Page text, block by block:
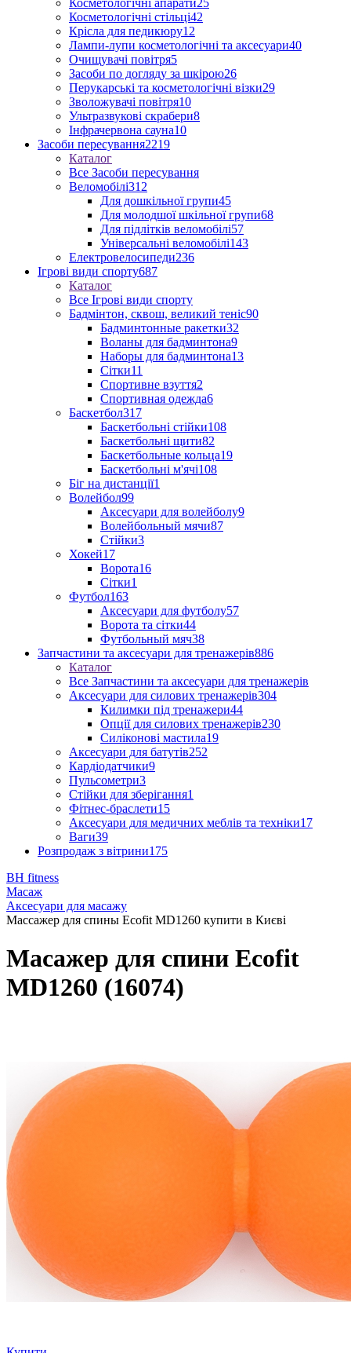
Косметологічні апарати25
Косметологічні стільці42
Крісла для педикюру12
Лампи-лупи косметологічні та аксесуари40
Очищувачі повітря5
Засоби по догляду за шкірою26
Перукарські та косметологічні візки29
Зволожувачі повітря10
Ультразвукові скрабери8
Інфрачервона сауна10
Засоби пересування2219
Каталог
Все Засоби пересування
Веломобілі312
Для дошкільної групи45
Для молодшої шкільної групи68
Для підлітків веломобілі57
Універсальні веломобілі143
Електровелосипеди236
Ігрові види спорту687
Каталог
Все Ігрові види спорту
Бадмінтон, сквош, великий теніс90
Бадминтонные ракетки32
Воланы для бадминтона9
Наборы для бадминтона13
Сітки11
Спортивне взуття2
Спортивная одежда6
Баскетбол317
Баскетбольні стійки108
Баскетбольні щити82
Баскетбольные кольца19
Баскетбольні м'ячі108
Біг на дистанції1
Волейбол99
Аксесуари для волейболу9
Волейбольный мячи87
Стійки3
Хокей17
Ворота16
Сітки1
Футбол163
Аксесуари для футболу57
Ворота та сітки44
Футбольный мяч38
Запчастини та аксесуари для тренажерів886
Каталог
Все Запчастини та аксесуари для тренажерів
Аксесуари для силових тренажерів304
Килимки під тренажери44
Опції для силових тренажерів230
Силіконові мастила19
Аксесуари для батутів252
Кардіодатчики9
Пульсометри3
Стійки для зберігання1
Фітнес-браслети15
Аксесуари для медичних меблів та техніки17
Ваги39
Розпродаж з вітрини175
BH fitness
Масаж
Аксесуари для масажу
Массажер для спины Ecofit MD1260 купити в Києві
Масажер для спини Ecofit
MD1260 (16074)